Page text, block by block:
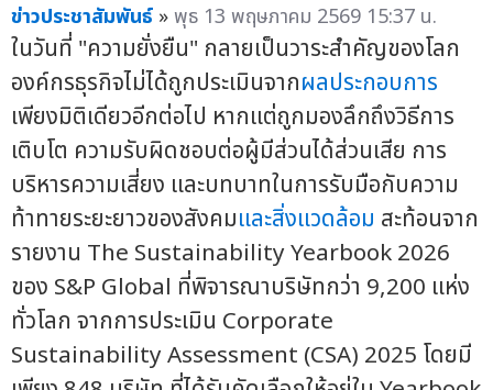
ข่าวประชาสัมพันธ์ »พุธ 13 พฤษภาคม 2569 15:37 น.
ในวันที่ "ความยั่งยืน" กลายเป็นวาระสำคัญของโลก
องค์กรธุรกิจไม่ได้ถูกประเมินจากผลประกอบการ
เพียงมิติเดียวอีกต่อไป หากแต่ถูกมองลึกถึงวิธีการ
เติบโต ความรับผิดชอบต่อผู้มีส่วนได้ส่วนเสีย การ
บริหารความเสี่ยง และบทบาทในการรับมือกับความ
ท้าทายระยะยาวของสังคมและสิ่งแวดล้อม สะท้อนจาก
รายงาน The Sustainability Yearbook 2026
ของ S&P Global ที่พิจารณาบริษัทกว่า 9,200 แห่ง
ทั่วโลก จากการประเมิน Corporate
Sustainability Assessment (CSA) 2025 โดยมี